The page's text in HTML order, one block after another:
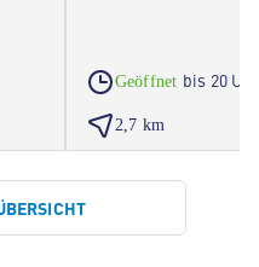
Geöffnet bis 20
2,7 km